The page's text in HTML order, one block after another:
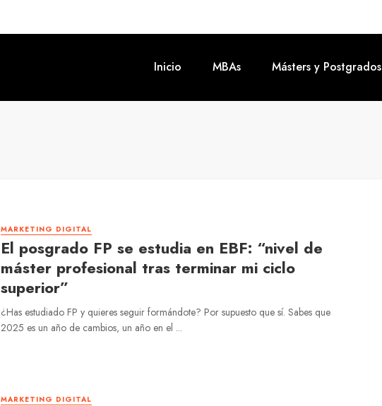
Inicio MBAs Másters y Postgrados
MARKETING DIGITAL
El posgrado FP se estudia en EBF: “nivel de
máster profesional tras terminar mi ciclo
superior”
¿Has estudiado FP y quieres seguir formándote? Por supuesto que sí. Sabes que
2025 es un año de cambios, un año en el ...
MARKETING DIGITAL